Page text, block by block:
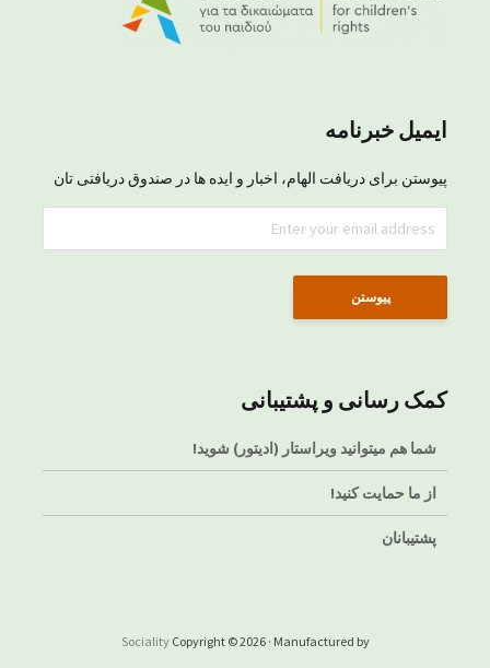
ایمیل خبرنامه
پیوستن برای دریافت الهام، اخبار و ایده ها در صندوق دریافتی تان
کمک رسانی و پشتیبانی
شما هم میتوانید ویراستار (ادیتور) شوید!
از ما حمایت کنید!
پشتیبانان
Copyright © 2026 · Manufactured by
Sociality